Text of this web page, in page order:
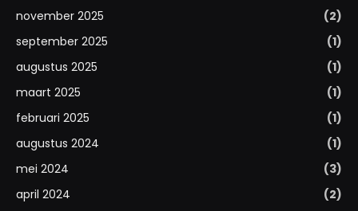
november 2025
(2)
september 2025
(1)
augustus 2025
(1)
maart 2025
(1)
februari 2025
(1)
augustus 2024
(1)
mei 2024
(3)
april 2024
(2)